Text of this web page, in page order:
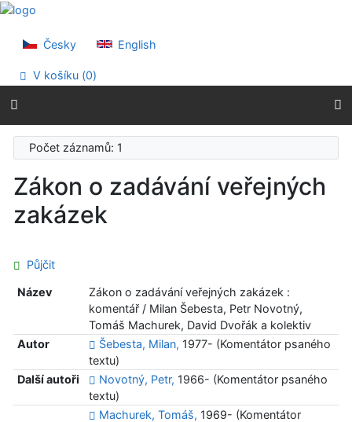
Přejít na obsah
Prohlášení o webové přístupnosti
Česky English
V košíku (0)
Počet záznamů: 1
Zákon o zadávání veřejných
zakázek
Půjčit
Název
Zákon o zadávání veřejných zakázek :
komentář / Milan Šebesta, Petr Novotný,
Tomáš Machurek, David Dvořák a kolektiv
Autor
Šebesta, Milan, 1977- (Komentátor psaného
textu)
Další autoři
Novotný, Petr, 1966- (Komentátor psaného
textu)
Machurek, Tomáš, 1969- (Komentátor